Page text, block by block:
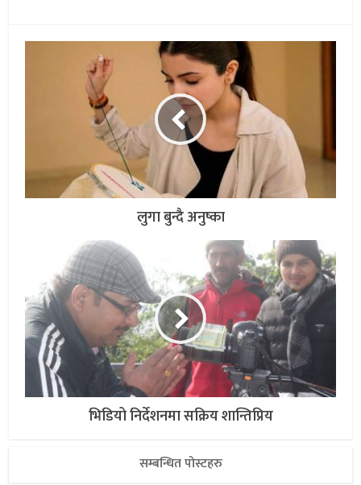
लुगा बुन्दै अनुष्का
भिडियो निर्देशनमा सक्रिय शान्तिप्रिय
सम्बन्धित पोस्टहरु